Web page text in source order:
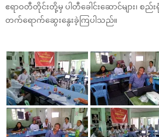
ဧရာဝတီတိုင်းတို့မှ ပါတီခေါင်းဆောင်များ၊ စည်း
တက်ရောက်ဆွေးနွေးခဲ့ကြပါသည်။